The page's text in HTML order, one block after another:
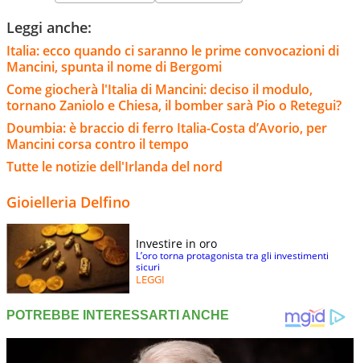
Leggi anche:
Italia: ecco quando ci saranno le prime convocazioni di
Mancini, spunta il nome di Bergomi
Come giocherà l'Italia di Mancini: deciso il modulo,
tornano Zaniolo e Chiesa, il bomber sarà Pio o Retegui?
Doumbia: è braccio di ferro Italia-Costa d’Avorio, per
Mancini corsa contro il tempo
Tutte le notizie dell'Irlanda del nord
Gioielleria Delfino
Investire in oro
L’oro torna protagonista tra gli investimenti
sicuri
LEGGI